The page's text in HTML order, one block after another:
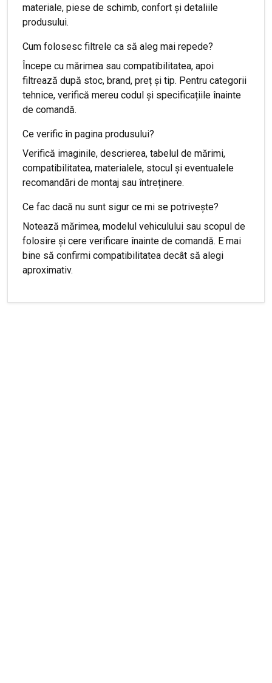
materiale, piese de schimb, confort și detaliile
produsului.
Cum folosesc filtrele ca să aleg mai repede?
Începe cu mărimea sau compatibilitatea, apoi
filtrează după stoc, brand, preț și tip. Pentru categorii
tehnice, verifică mereu codul și specificațiile înainte
de comandă.
Ce verific în pagina produsului?
Verifică imaginile, descrierea, tabelul de mărimi,
compatibilitatea, materialele, stocul și eventualele
recomandări de montaj sau întreținere.
Ce fac dacă nu sunt sigur ce mi se potrivește?
Notează mărimea, modelul vehiculului sau scopul de
folosire și cere verificare înainte de comandă. E mai
bine să confirmi compatibilitatea decât să alegi
aproximativ.